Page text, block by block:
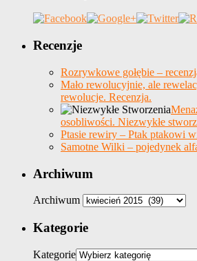
Recenzje
Rozrywkowe gołębie –
Mało rewolucyjnie, ale
rewolucje. Recenzja.
osobliwości. Niezwykłe
Ptasie rewiry – Ptak ptakowi
Samotne Wilki – pojedynek
Archiwum
Archiwum
Kategorie
Kategorie